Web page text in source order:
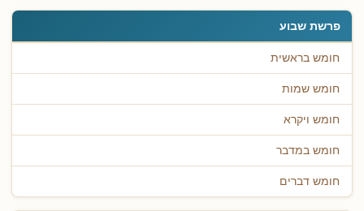
פרשת שבוע
חומש בראשית
חומש שמות
חומש ויקרא
חומש במדבר
חומש דברים